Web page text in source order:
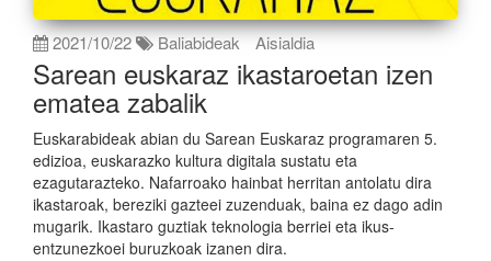
2021/10/22 Baliabideak Aisialdia
Sarean euskaraz ikastaroetan izen
ematea zabalik
Euskarabideak abian du Sarean Euskaraz programaren 5.
edizioa, euskarazko kultura digitala sustatu eta
ezagutarazteko. Nafarroako hainbat herritan antolatu dira
ikastaroak, bereziki gazteei zuzenduak, baina ez dago adin
mugarik. Ikastaro guztiak teknologia berriei eta ikus-
entzunezkoei buruzkoak izanen dira.